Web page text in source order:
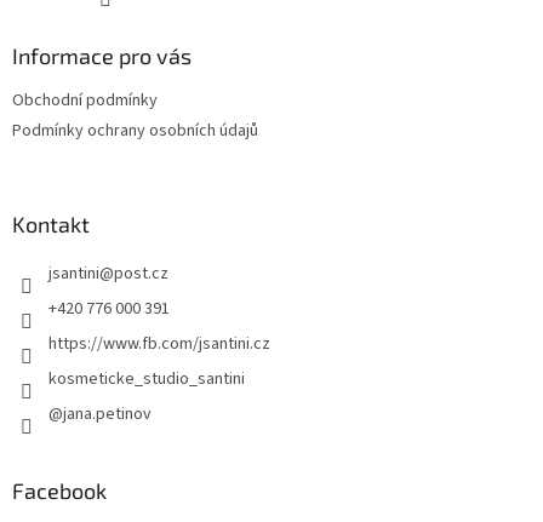
Informace pro vás
Obchodní podmínky
Podmínky ochrany osobních údajů
Kontakt
jsantini@post.cz
+420 776 000 391
https://www.fb.com/jsantini.cz
kosmeticke_studio_santini
@jana.petinov
Facebook